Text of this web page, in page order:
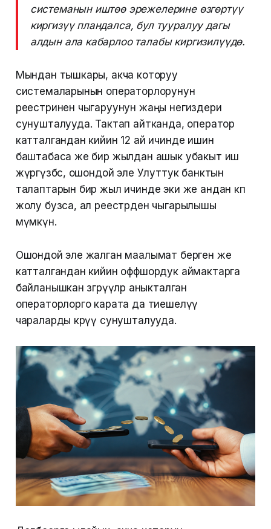
системанын иштөө эрежелерине өзгөртүү
киргизүү пландалса, бул тууралуу дагы
алдын ала кабарлоо талабы киргизилүүдө.
Мындан тышкары, акча которуу
системаларынын операторлорунун
реестринен чыгаруунун жаңы негиздери
сунушталууда. Тактап айтканда, оператор
катталгандан кийин 12 ай ичинде ишин
баштабаса же бир жылдан ашык убакыт иш
жүргүзбөсө, ошондой эле Улуттук банктын
талаптарын бир жыл ичинде эки же андан көп
жолу бузса, ал реестрден чыгарылышы
мүмкүн.
Ошондой эле жалган маалымат берген же
катталгандан кийин оффшордук аймактарга
байланышкан өзгөрүүлөр аныкталган
операторлорго карата да тиешелүү
чараларды көрүү сунушталууда.